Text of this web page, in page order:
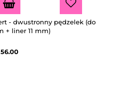
- dwustronny pędzelek (do
+ liner 11 mm)
56.00